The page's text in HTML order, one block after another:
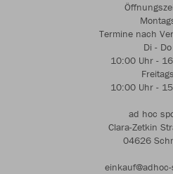
Termine nach
Di - Do
10:00 Uhr -
Freitags
10:00 Uhr -
ad hoc
Clara-Zetkin
04626